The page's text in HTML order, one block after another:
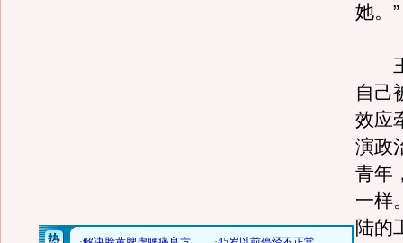
她。”
王
自己
效应
演政
青年
一样
陆的